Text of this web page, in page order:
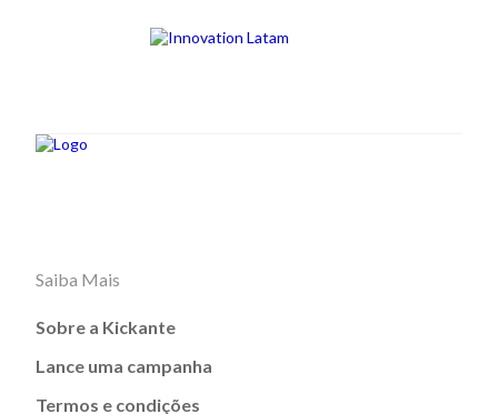
Saiba Mais
Sobre a Kickante
Lance uma campanha
Termos e condições